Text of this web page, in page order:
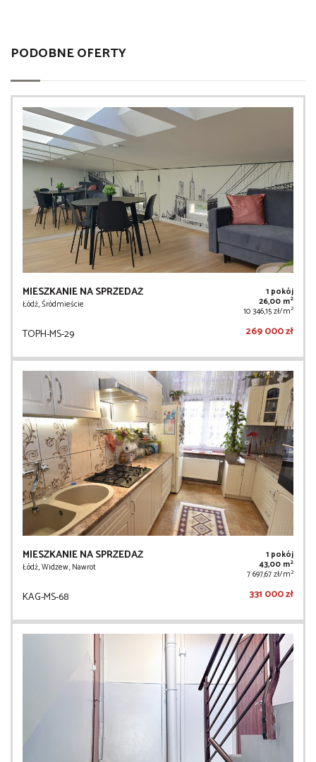
PODOBNE OFERTY
MIESZKANIE NA SPRZEDAŻ
Łódź, Śródmieście
1 pokój
26,00 m2
10 346,15 zł/m2
TOPH-MS-29 269 000 zł
MIESZKANIE NA SPRZEDAŻ
Łódź, Widzew, Nawrot
1 pokój
43,00 m2
7 697,67 zł/m2
KAG-MS-68 331 000 zł